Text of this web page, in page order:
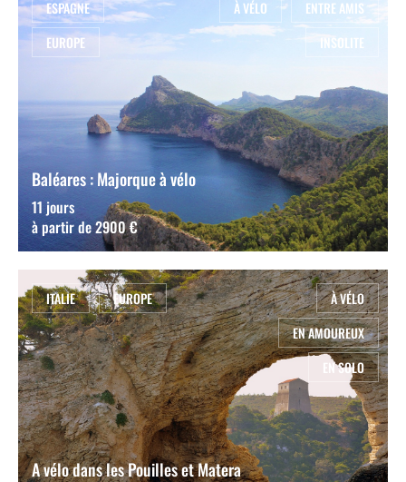
ESPAGNE
EUROPE
À VÉLO
ENTRE AMIS
INSOLITE
Baléares : Majorque à vélo
11 jours
à partir de 2900 €
ITALIE EUROPE
À VÉLO
EN AMOUREUX
EN SOLO
A vélo dans les Pouilles et Matera